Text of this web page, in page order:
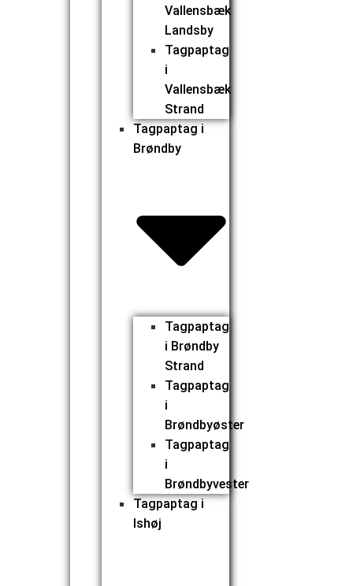
Vallensbæk
Landsby
Tagpaptag
i
Vallensbæk
Strand
Tagpaptag i
Brøndby
Tagpaptag
i Brøndby
Strand
Tagpaptag
i
Brøndbyøster
Tagpaptag
i
Brøndbyvester
Tagpaptag i
Ishøj